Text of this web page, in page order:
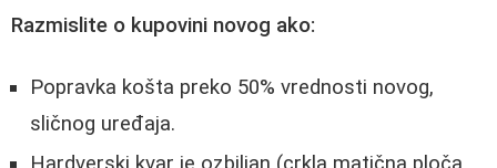
Razmislite o kupovini novog ako:
Popravka košta preko 50% vrednosti novog,
sličnog uređaja.